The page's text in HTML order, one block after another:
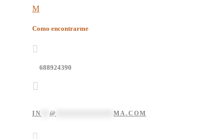
Como encontrarme
688924390
IN @ MA.COM